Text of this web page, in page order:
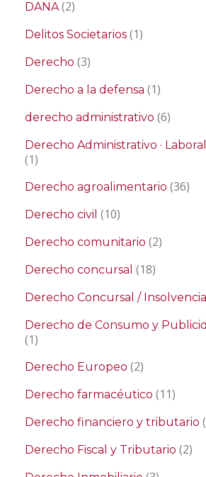
DANA(2)
Delitos Societarios (1)
Derecho (3)
Derecho a la defensa (1)
derecho administrativo (6)
Derecho Administrativo ·
(1)
Derecho agroalimentario (36)
Derecho civil (10)
Derecho comunitario (2)
Derecho concursal (18)
Derecho Concursal / Insolvencia
Derecho de Consumo y
(1)
Derecho Europeo (2)
Derecho farmacéutico (11)
Derecho financiero y tributario
Derecho Fiscal y Tributario (2)